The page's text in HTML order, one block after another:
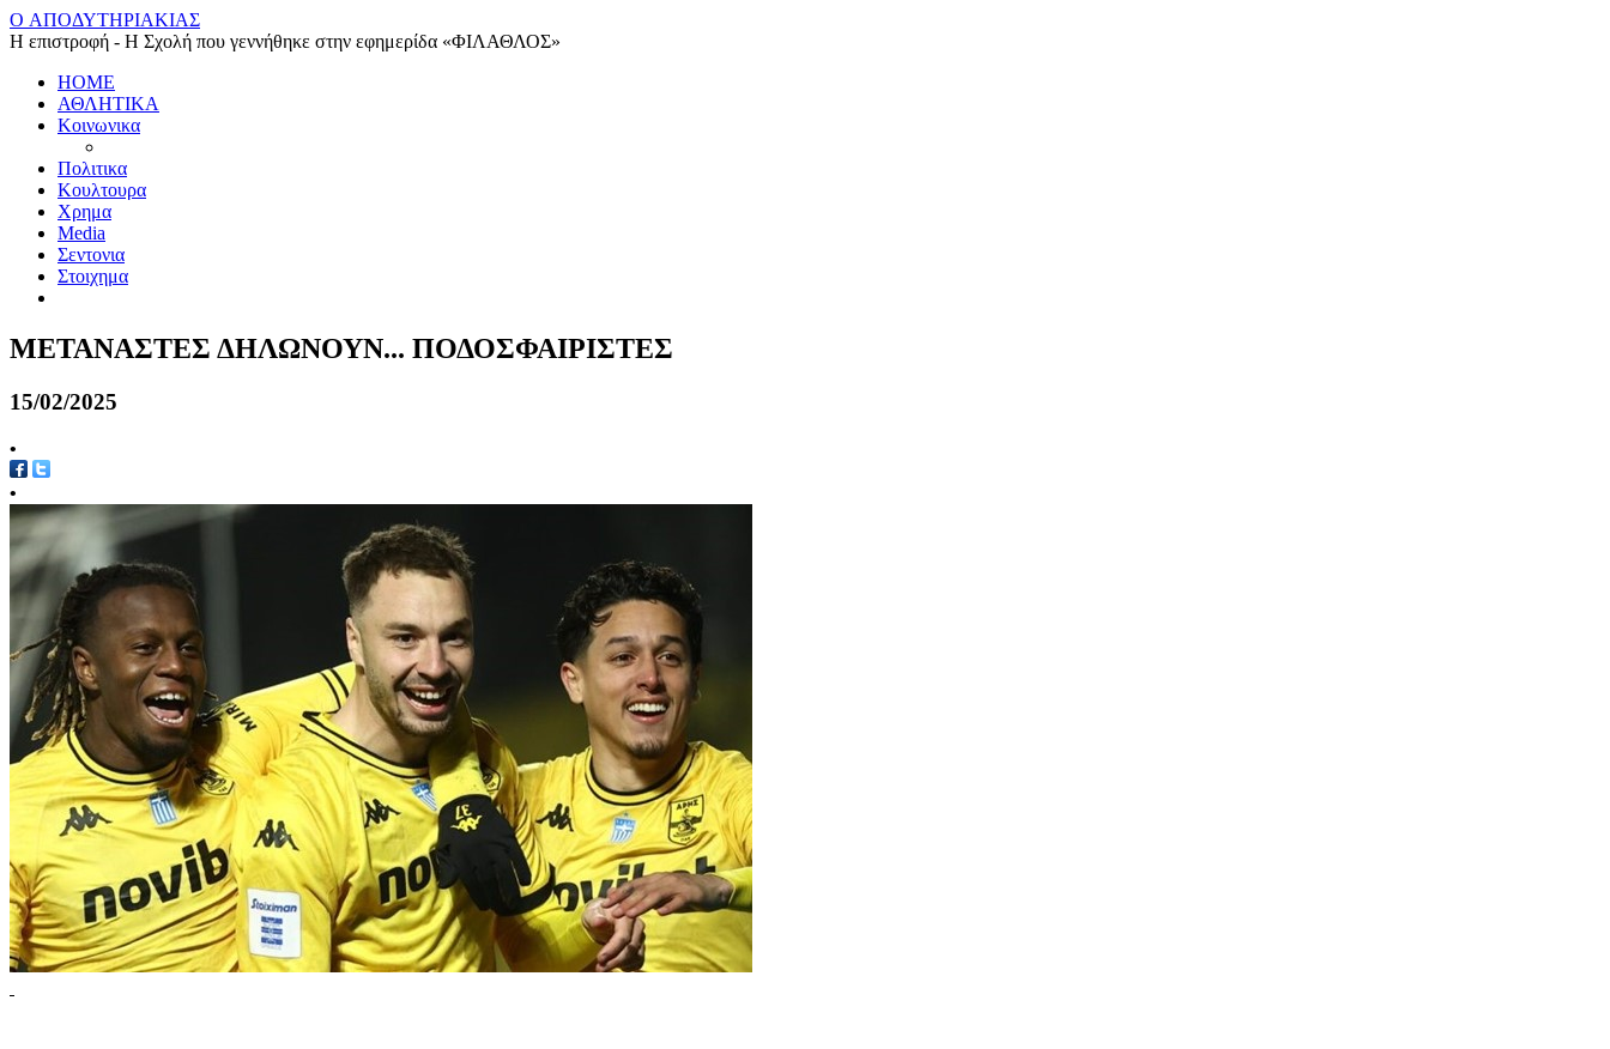
O ΑΠΟΔΥΤΗΡΙΑΚΙΑΣ
Η επιστροφή - Η Σχολή που γεννήθηκε στην εφημερίδα «ΦΙΛΑΘΛΟΣ»
HOME
ΑΘΛΗΤΙΚΑ
Κοινωνικα
Πολιτικα
Κουλτουρα
Χρημα
Media
Σεντονια
Στοιχημα
ΜΕΤΑΝΑΣΤΕΣ ΔΗΛΩΝΟΥΝ... ΠΟΔΟΣΦΑΙΡΙΣΤΕΣ
15/02/2025
•
•